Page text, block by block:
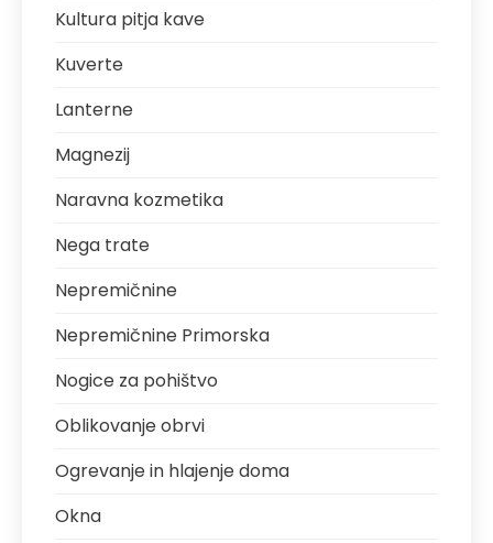
Kultura pitja kave
Kuverte
Lanterne
Magnezij
Naravna kozmetika
Nega trate
Nepremičnine
Nepremičnine Primorska
Nogice za pohištvo
Oblikovanje obrvi
Ogrevanje in hlajenje doma
Okna